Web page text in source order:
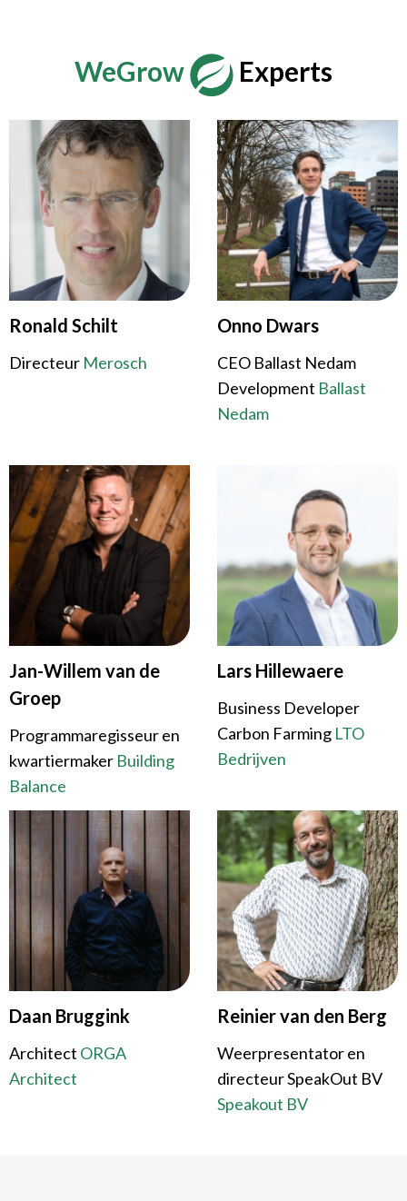
WeGrow Experts
Ronald Schilt
Directeur Merosch
Onno Dwars
CEO Ballast Nedam
Development Ballast
Nedam
Jan-Willem van de
Groep
Programmaregisseur en
kwartiermaker Building
Balance
Lars Hillewaere
Business Developer
Carbon Farming LTO
Bedrijven
Daan Bruggink
Architect ORGA
Architect
Reinier van den Berg
Weerpresentator en
directeur SpeakOut BV
Speakout BV